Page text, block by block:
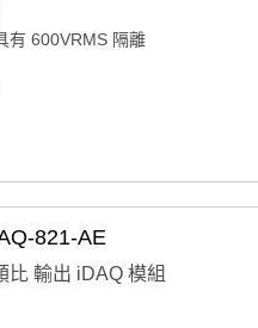
有 600VRMS 隔離
821-AE
比 輸出 iDAQ 模組